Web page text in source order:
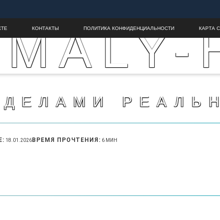
КОНТАКТЫ ПОЛИТИКА КОНФИДЕНЦИАЛЬНОСТИ КАРТА
18.01.2026ВРЕМЯ ПРОЧТЕНИЯ: 6 МИН